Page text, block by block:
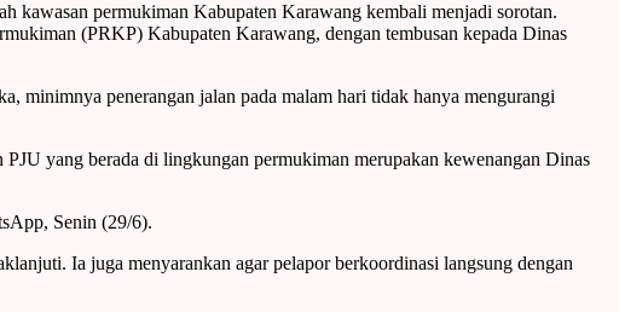
kawasan permukiman Kabupaten Karawang kembali menjadi sorotan.
(PRKP) Kabupaten Karawang, dengan tembusan kepada Dinas
minimnya penerangan jalan pada malam hari tidak hanya mengurangi
yang berada di lingkungan permukiman merupakan kewenangan Dinas
Senin (29/6).
Ia juga menyarankan agar pelapor berkoordinasi langsung dengan